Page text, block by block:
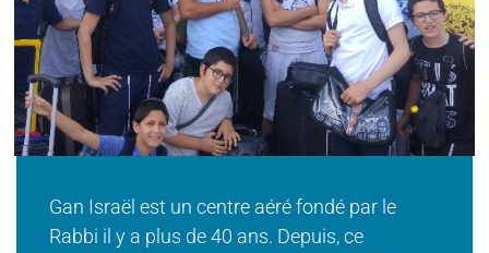
Gan Israël est un centre aéré fondé par le
Rabbi il y a plus de 40 ans. Depuis, ce